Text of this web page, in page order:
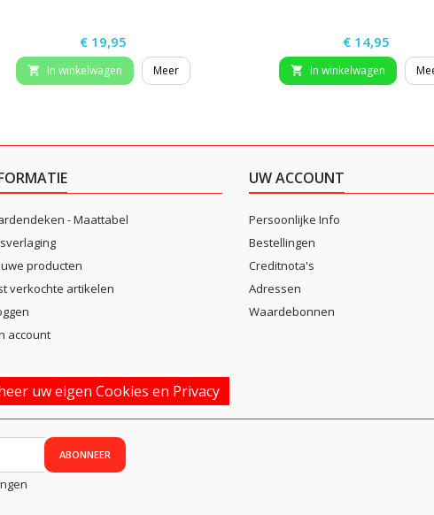
Prijs
€ 19,95
 In winkelwagen Meer
Prijs
€ 14,95
 In winkelwagen
- Maattabel
producten
verkochte artikelen
account
UW ACCOUNT
Persoonlijke Info
Bestellingen
Creditnota's
Adressen
Waardebonnen
uw eigen Cookies en Privacy